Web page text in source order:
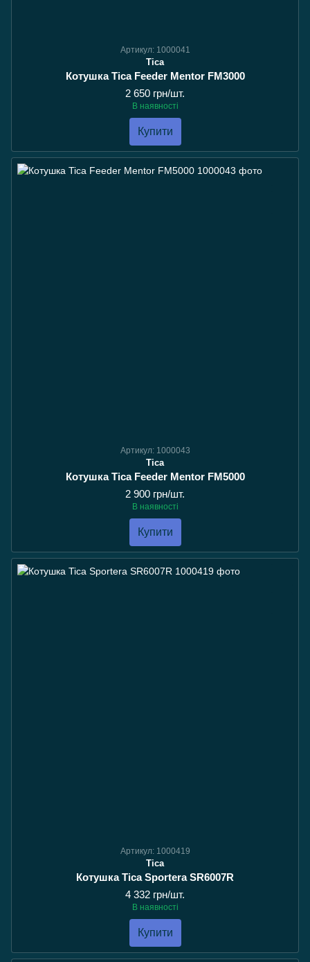
Артикул: 1000041
Tica
Котушка Tica Feeder Mentor FM3000
2 650 грн/шт.
В наявності
Купити
Артикул: 1000043
Tica
Котушка Tica Feeder Mentor FM5000
2 900 грн/шт.
В наявності
Купити
Артикул: 1000419
Tica
Котушка Tica Sportera SR6007R
4 332 грн/шт.
В наявності
Купити